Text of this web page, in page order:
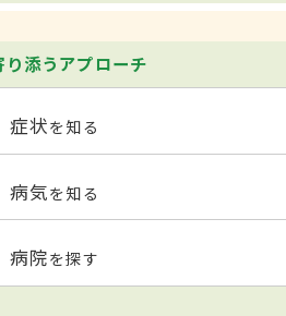
り添うアプローチ
症状を知る
病気を知る
病院を探す